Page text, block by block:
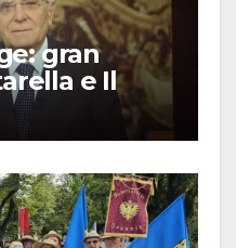
gran
e Il